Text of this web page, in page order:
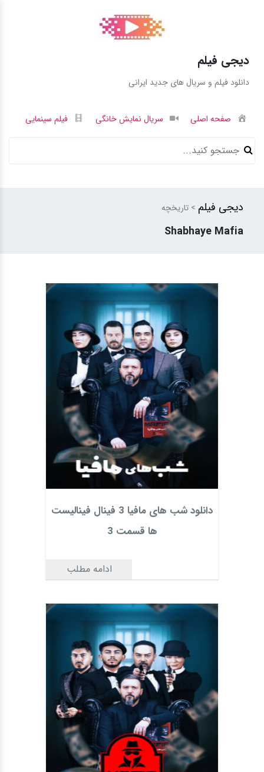
دیجی فیلم
دانلود فیلم و سریال های جدید ایرانی
صفحه اصلی سریال نمایش خانگی فیلم سینمایی
دیجی فیلم > تاریخچه
Shabhaye Mafia
دانلود شب های مافیا 3 فینال فینالیست
ها قسمت 3
ادامه مطلب